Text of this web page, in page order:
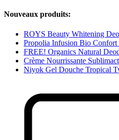
Nouveaux produits:
ROYS Beauty Whitening
Propolia Infusion Bio Confort
FREE! Organics Natural
Crème Nourrissante
Niyok Gel Douche Tropical